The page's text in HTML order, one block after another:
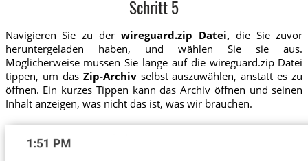
Schritt 5
Navigieren Sie zu der wireguard.zip Datei,die Sie zuvor
heruntergeladen haben, und wählen Sie sie aus.
Möglicherweise müssen Sie lange auf die wireguard.zip Datei
tippen, um das Zip-Archivselbst auszuwählen, anstatt es zu
öffnen. Ein kurzes Tippen kann das Archiv öffnen und seinen
Inhalt anzeigen, was nicht das ist, was wir brauchen.